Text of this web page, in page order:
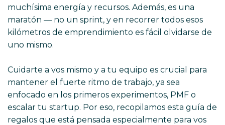
muchísima energía y recursos. Además, es una
maratón — no un sprint, y en recorrer todos esos
kilómetros de emprendimiento es fácil olvidarse de
uno mismo.
Cuidarte a vos mismo y a tu equipo es crucial para
mantener el fuerte ritmo de trabajo, ya sea
enfocado en los primeros experimentos, PMF o
escalar tu startup. Por eso, recopilamos esta guía de
regalos que está pensada especialmente para vos